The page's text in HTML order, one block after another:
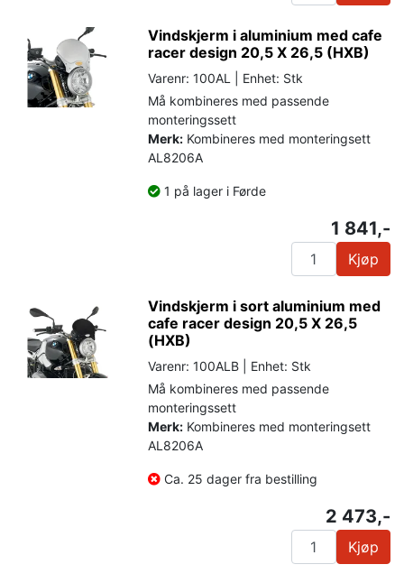
Vindskjerm i aluminium med cafe
racer design 20,5 X 26,5 (HXB)
Varenr: 100AL | Enhet: Stk
Må kombineres med passende
monteringssett
Merk: Kombineres med monteringsett
AL8206A
1 på lager i Førde
1 841,-
Kjøp
Vindskjerm i sort aluminium med
cafe racer design 20,5 X 26,5
(HXB)
Varenr: 100ALB | Enhet: Stk
Må kombineres med passende
monteringssett
Merk: Kombineres med monteringsett
AL8206A
Ca. 25 dager fra bestilling
2 473,-
Kjøp